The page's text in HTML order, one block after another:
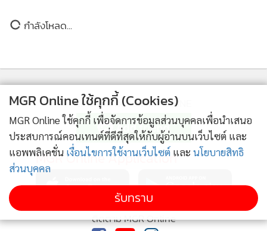
ประธานกรรมการอาวุโสหอการค้าไทยและสภาหอการค้าแห่ง
แม่บ้านตำรวจ, พล.ต.ท. บริหาร เสี่ยงอารมณ์, อธิชาติ ชุมนา
นนท์ มาร่วมแสดงความยินดี โดยมี อาร์ม กรกันต์ สุทธิโกเศศ รับ
หน้าที่พิธีกรดำเนินงาน ได้อย่างอบอุ่นและเป็นกันเอง พร้อมปิด
ท้ายค่ำคืนด้วยมินิคอนเสิร์ตจาก “เพียว The Voice” ที่มาร่วม
เติมเต็มบรรยากาศให้ค่ำคืนแห่งเกียรติยศครั้งนี้สมบูรณ์แบบยิ่ง
ขึ้น งานครั้งนี้จึงไม่ใช่เพียงงานเปิดตัวผลิตภัณฑ์ใหม่และพิธีมอบ
รางวัลเท่านั้น แต่ยังสะท้อนให้เห็นถึงวิสัยทัศน์ของ เดอะ เมค
เกอร์ ที่ต้องการผลักดันวงการ Medical Aesthetic ไทยให้เติบโต
อย่างมีมาตรฐาน พร้อมก้าวสู่เวทีนวัตกรรมความงามระดับโลก
อย่างสง่างาม
กำลังโหลด...
ติดตามข่าวสารผ่านทาง LINE
MGR Online Application
ติดตาม MGR Online
MGR Online ใช้คุกกี้ (Cookies)
MGR Online ใช้คุกกี้ เพื่อจัดการข้อมูลส่วนบุคคลเพื่อนำเสนอ
ประสบการณ์คอนเทนต์ที่ดีที่สุดให้กับผู้อ่านบนเว็บไซต์ และ
แอพพลิเคชั่น เงื่อนไขการใช้งานเว็บไซต์ และ นโยบายสิทธิ
ส่วนบุคคล
รับทราบ